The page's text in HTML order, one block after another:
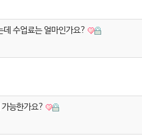
데 수업료는 얼마인가요?
능한가요?